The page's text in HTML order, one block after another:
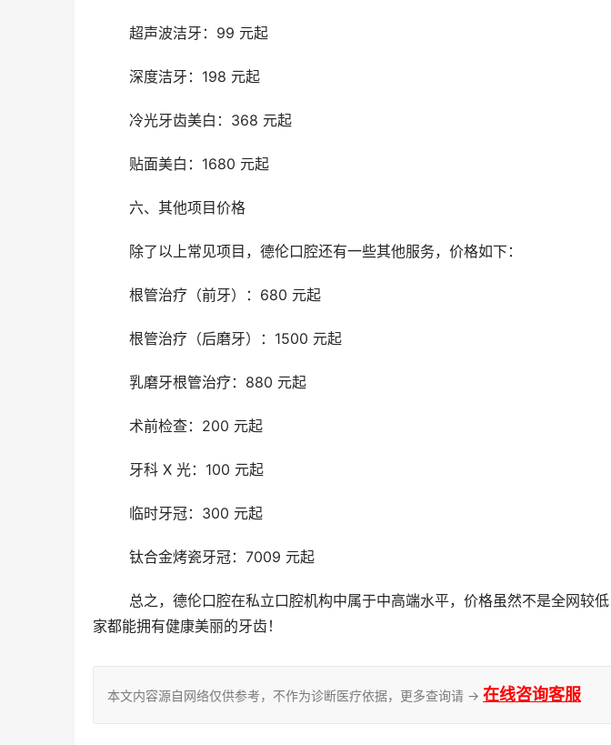
	超声波洁牙：99 元起
	深度洁牙：198 元起
	冷光牙齿美白：368 元起
	贴面美白：1680 元起
	六、其他项目价格
	除了以上常见项目，德伦口腔还有一些其他服务，价格如下：
	根管治疗（前牙）：680 元起
	根管治疗（后磨牙）：1500 元起
	乳磨牙根管治疗：880 元起
	术前检查：200 元起
	牙科 X 光：100 元起
	临时牙冠：300 元起
	钛合金烤瓷牙冠：7009 元起
家都能拥有健康美丽的牙齿！
本文内容源自网络仅供参考，不作为诊断医疗依据，更多查询请 → 在线咨询客服